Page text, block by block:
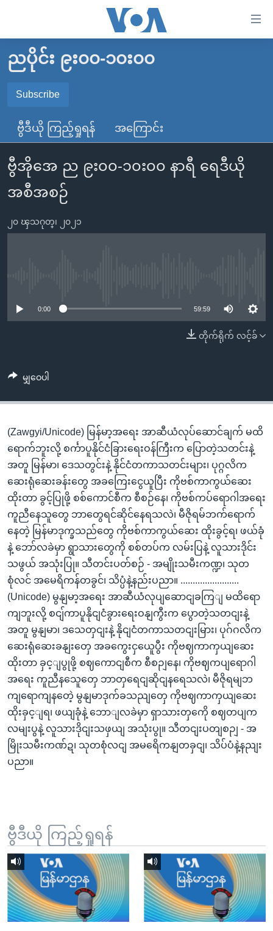
လွယ်ကူ
စေ
သည့်
Link
များ
ပင်မ
အကြောင်းအရာ
သို့
ကြည့်
စာမျက်နှာ
ရန်
ကျော်
မူလစာမျက်နှာ
နိုင်ငံတကာ
တရုတ်
အစ္စရေး-ပါလက်စတိုင်း
ဗွီဒီယို
ရပ်ဝန်းတခု လမ်းတခု အလွန်
အင်္ဂလိပ်စာလေ့လာမယ်
အမေရိကန်သုံးအီဒီယံ
အပတ်စဉ်ကဏ္ဍများ
ဘာသာစကားများ
ညပိုင်း ၉း၀၀-၁၀း၀၀
Subscribe
Spotify
ဗွီဒီယို ကြည့်ရှုရန် အကြောင်း
ဗွီအိုအေ ည ၉း၀၀-၁၀း၀၀ နာရီ ရေဒီယို
အစီအစဉ်
၂၀ ၾသဂုတ္၊ ၂၀၂၁
0:00 59:59
တိုက်ရိုက် လင့်ခ်
မျှဝေပါ
(Zawgyi/Unicode) မြန်မာ့အရေး အာဆီယံလုပ်ဆောင်ချက် မထိ
ရောက်ဘူးလို့ စင်္ကာပူနိုင်ငံခြားရေးဝန်ကြီးက ပြောတဲ့သတင်းနဲ့
အတူ မြန်မာ၊ ဒေသတွင်းနဲ့ နိုင်ငံတကာသတင်းများ၊ ပုဂ္ဂလိက
ဆေးရုံဆေးခန်းတွေ အခကြေးငွေယူပြီး ကိုဗစ်ကာကွယ်ဆေး
ထိုးတာ ခွင့်ပြုဖို့ စစ်ကောင်စီက စီစဉ်နေ၊ ကိုဗစ်ကပ်ရောဂါအရေး
ကူညီနေသူတွေ ဘာတွေရင်ဆိုင်နေရသလဲ၊ မီဇိုရမ်ဘက်ရောက်
နေတဲ့ မြန်မာဒုက္ခသည်တွေ ကိုဗစ်ကာကွယ်ဆေး ထိုးခွင့်ရ၊ ဖယ်ခုံ
နဲ့ ဘော်လခဲမှာ ရွာသားတွေကို စစ်တပ်က လမ်းပြနဲ့ လူသားဒိုင်း
သဖွယ် အသုံးပြု။ သီတင်းပတ်စဉ် - အမျိုးသမီးကဏ္ဍ၊ သုတ
စုံလင် အမေရိကန်တခွင်၊ သိပ္ပံနဲ့နည်းပညာ။ ........................
(Unicode) မွနျမာ့အရေး အာဆီယံလုပျဆောငျခကြျ မထိရော
ကျဘူးလို့ စငျ်ကာပူနိုငျငံခွားရေးဝနျကွီးက ပွောတဲ့သတငျးနဲ့
အတူ မွနျမာ၊ ဒသေတှငျးနဲ့ နိုငျငံတကာသတငျးမြား၊ ပုဂ်ဂလိက
ဆေးရုံဆေးခနျးတှေ အခကွေးငှယေူပွီး ကိုဗဈကာကှယျဆေး
ထိုးတာ ခှင့ျပွုဖို့ စဈကောငျစီက စီစဉျနေ၊ ကိုဗဈကပျရောဂါ
အရေး ကူညီနသေူတှေ ဘာတှရေငျဆိုငျနရေသလဲ၊ မီဇိုရမျဘ
ကျရောကျနတေဲ့ မွနျမာဒုက်ခသညျတှေ ကိုဗဈကာကှယျဆေး
ထိုးခှင့ျရ၊ ဖယျခုံနဲ့ ဘောျလခဲမှာ ရှာသားတှကေို စဈတပျက
လမျးပွနဲ့ လူသားဒိုငျးသဖှယျ အသုံးပွု။ သီတငျးပတျစဉျ - အ
မြိုးသမီးကဏ်ဍ၊ သုတစုံလငျ အမရေိကနျတခှငျ၊ သိပ်ပံနဲ့နညျး
ပညာ။
ဗွီဒီယို ကြည့်ရှုရန်